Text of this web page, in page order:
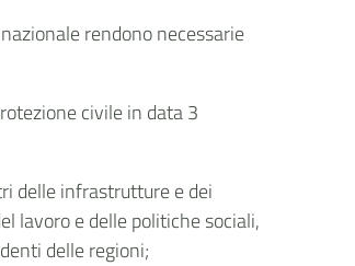
rendono necessarie
civile in data 3
delle infrastrutture e dei
lavoro e delle politiche sociali,
delle regioni;